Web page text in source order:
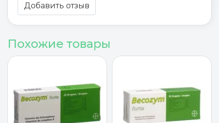
Добавить отзыв
Похожие товары